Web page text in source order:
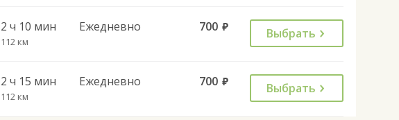
2 ч 10 мин
112 км
Ежедневно 700 руб. Выбрать
2 ч 15 мин
112 км
Ежедневно 700 руб. Выбрать